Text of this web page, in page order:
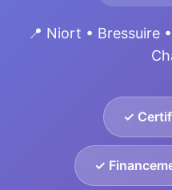
📍 Niort • Bressuire
✓
✓